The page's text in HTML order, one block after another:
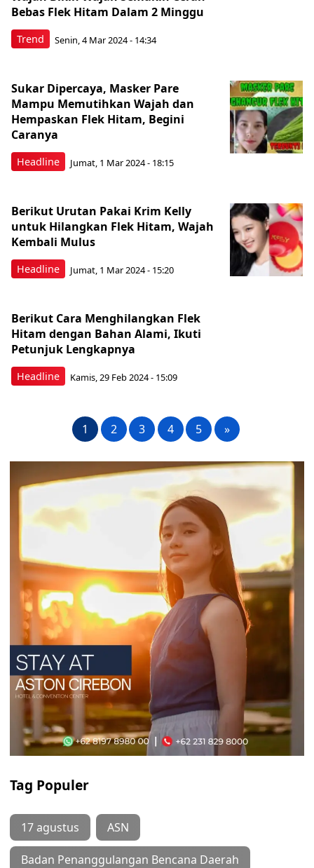
Trend
Bebas Flek Hitam Dalam 2 Minggu
Senin, 4 Mar 2024 - 14:34
Headline
Sukar Dipercaya, Masker Pare
Mampu Memutihkan Wajah dan
Hempaskan Flek Hitam, Begini
Caranya
Jumat, 1 Mar 2024 - 18:15
Headline
Berikut Urutan Pakai Krim Kelly
untuk Hilangkan Flek Hitam, Wajah
Kembali Mulus
Jumat, 1 Mar 2024 - 15:20
Headline
Berikut Cara Menghilangkan Flek
Hitam dengan Bahan Alami, Ikuti
Petunjuk Lengkapnya
Kamis, 29 Feb 2024 - 15:09
1 2 3 4 5 »
Tag Populer
17 agustus ASN
Badan Penanggulangan Bencana Daerah